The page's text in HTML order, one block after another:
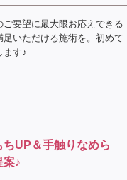
要望に最大限お応えできる
いただける施術を。初めて
ます♪
ちUP＆手触りなめら
案♪